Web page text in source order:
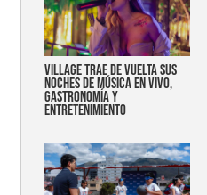
Village trae de vuelta sus
noches de música en vivo,
gastronomía y
entretenimiento